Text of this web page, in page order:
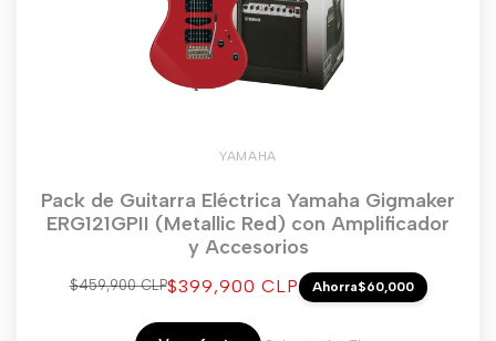
YAMAHA
Pack de Guitarra Eléctrica Yamaha Gigmaker
ERG121GPII (Metallic Red) con Amplificador
y Accesorios
Precio
$459,900 CLPPrecio
venta
$399,900 CLP Ahorra$60,000